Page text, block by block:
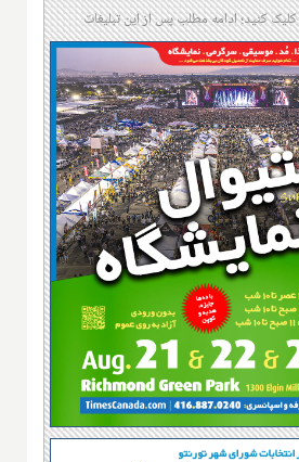
کنید؛ ادامه مطلب پس از این تبلیغات